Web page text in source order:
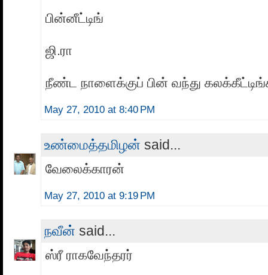
பின்னீட்டிங்
ஜி.ரா
நீண்ட நாளைக்குப் பின் வந்து
May 27, 2010 at 8:40 PM
உண்மைத்தமிழன் said...
வேலைக்காரன்
May 27, 2010 at 9:19 PM
நவீன் said...
ஸ்ரீ ராகவேந்தரர்